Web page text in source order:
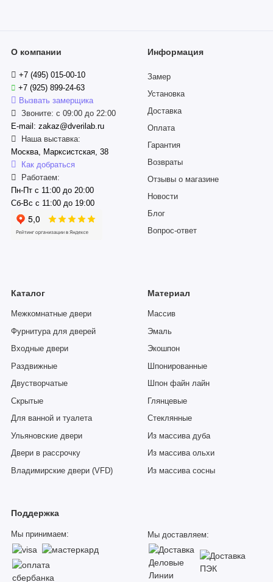
О компании
+7 (495) 015-00-10
+7 (925) 899-24-63
Вызвать замерщика
Звоните: с 09:00 до 22:00
E-mail: zakaz@dverilab.ru
Наша выставка:
Москва, Марксистская, 38
Как добраться
Работаем:
Пн-Пт с 11:00 до 20:00
Сб-Вс с 11:00 до 19:00
Информация
Замер
Установка
Доставка
Оплата
Гарантия
Возвраты
Отзывы о магазине
Новости
Блог
Вопрос-ответ
Каталог
Межкомнатные двери
Фурнитура для дверей
Входные двери
Раздвижные
Двустворчатые
Скрытые
Для ванной и туалета
Ульяновские двери
Двери в рассрочку
Владимирские двери (VFD)
Материал
Массив
Эмаль
Экошпон
Шпонированные
Шпон файн лайн
Глянцевые
Стеклянные
Из массива дуба
Из массива ольхи
Из массива сосны
Поддержка
Мы принимаем: Мы доставляем: